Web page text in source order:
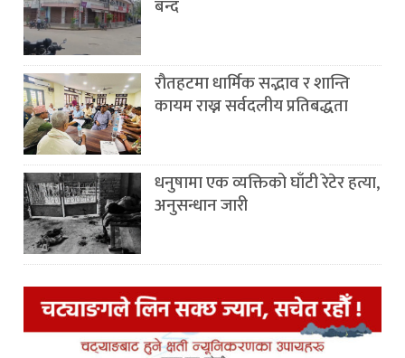
बन्द
रौतहटमा धार्मिक सद्भाव र शान्ति
कायम राख्न सर्वदलीय प्रतिबद्धता
धनुषामा एक व्यक्तिको घाँटी रेटेर हत्या,
अनुसन्धान जारी